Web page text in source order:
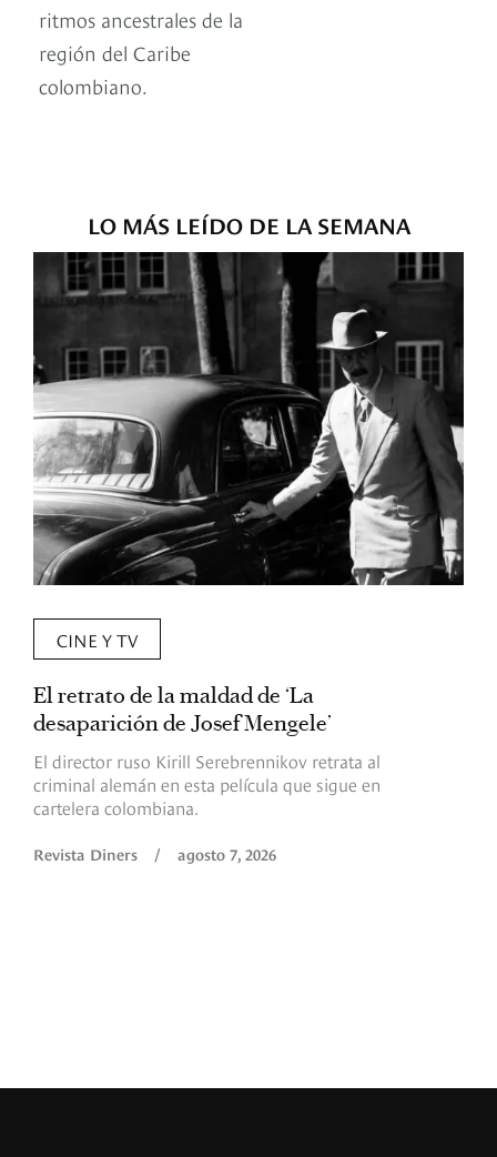
ritmos ancestrales de la
región del Caribe
colombiano.
LO MÁS LEÍDO DE LA SEMANA
CINE Y TV
El retrato de la maldad de ‘La
desaparición de Josef Mengele’
El director ruso Kirill Serebrennikov retrata al
criminal alemán en esta película que sigue en
cartelera colombiana.
Revista Diners / agosto 7, 2026